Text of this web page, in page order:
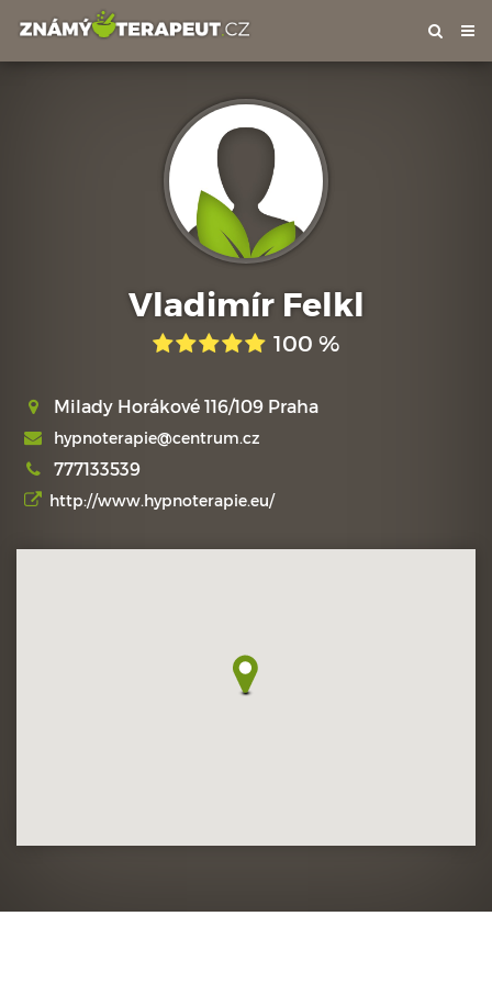
Vladimír Felkl
100 %
Milady Horákové 116/109 Praha
hypnoterapie@centrum.cz
777133539
http://www.hypnoterapie.eu/